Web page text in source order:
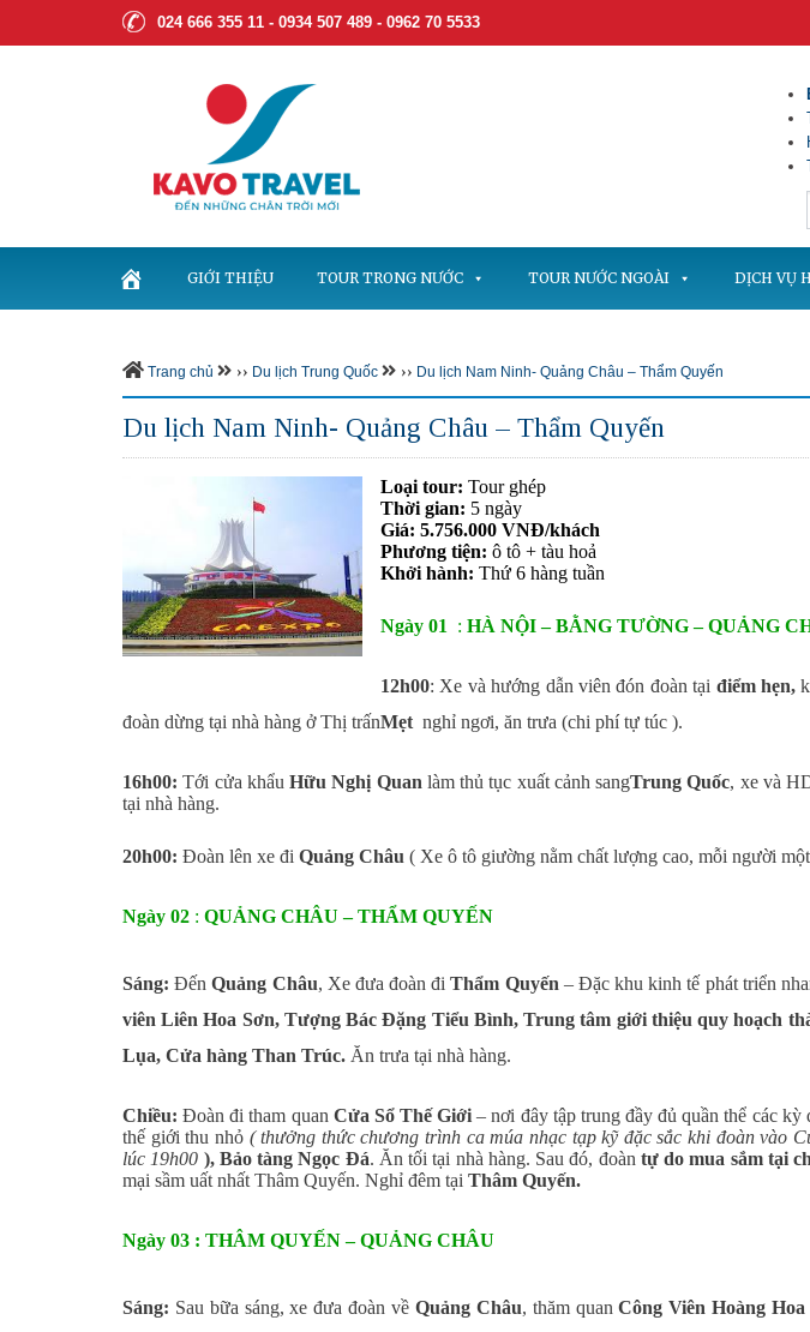
024 666 355 11 - 0934 507 489 - 0962 70 5533
GIỚI THIỆU TOUR TRONG NƯỚC TOUR NƯỚC NGOÀI DỊCH VỤ
Trang chủ ›› Du lịch Trung Quốc ›› Du lịch Nam Ninh- Quảng Châu – Thẩm Quyến
Du lịch Nam Ninh- Quảng Châu – Thẩm Quyến
Loại tour: Tour ghép
Thời gian: 5 ngày
Giá: 5.756.000 VNĐ/khách
Phương tiện: ô tô + tàu hoả
Khởi hành: Thứ 6 hàng tuần
Ngày 01 : HÀ NỘI – BẰNG TƯỜNG – QUẢNG
12h00: Xe và hướng dẫn viên đón đoàn tại điểm hẹn,
đoàn dừng tại nhà hàng ở Thị trấnMẹt nghỉ ngơi, ăn trưa (chi phí tự túc ).
16h00: Tới cửa khẩuHữu Nghị Quan làm thủ tục xuất cảnh sangTrung Quốc, xe và
tại nhà hàng.
20h00: Đoàn lên xe đi Quảng Châu ( Xe ô tô giường nằm chất lượng cao, mỗi người
Ngày 02 : QUẢNG CHÂU – THẨM QUYẾN
Sáng: ĐếnQuảng Châu, Xe đưa đoàn điThẩm Quyến – Đặc khu kinh tế phát triển
viên Liên Hoa Sơn, Tượng Bác Đặng Tiểu Bình, Trung tâm giới thiệu quy hoạch
Lụa, Cửa hàng Than Trúc. Ăn trưa tại nhà hàng.
Chiều: Đoàn đi tham quan Cửa Sổ Thế Giới– nơi đây tập trung đầy đủ quần thể các kỳ
thế giới thu nhỏ ( thưởng thức chương trình ca múa nhạc tạp kỹ đặc sắc khi đoàn vào
lúc 19h00 ), Bảo tàng Ngọc Đá. Ăn tối tại nhà hàng. Sau đó, đoàn tự do mua sắm tại
mại sầm uất nhất Thâm Quyến. Nghỉ đêm tại Thâm Quyến.
Ngày 03 : THÂM QUYẾN – QUẢNG CHÂU
Sáng: Sau bữa sáng, xe đưa đoàn về Quảng Châu, thăm quanCông Viên Hoàng